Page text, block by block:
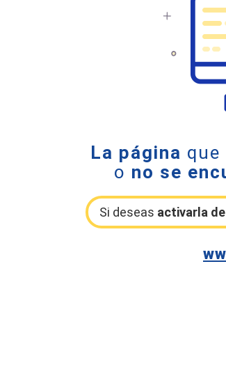
La página
o no se
Si deseas activarla